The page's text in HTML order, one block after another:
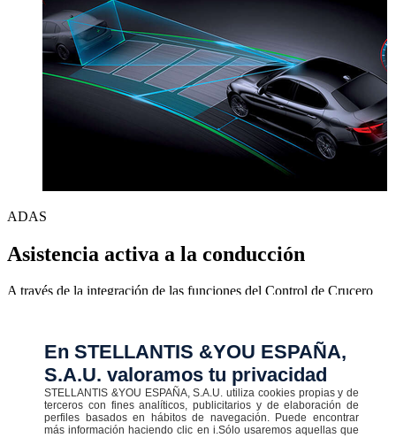
ADAS
Asistencia activa a la conducción
A través de la integración de las funciones del Control de Crucero
delante, a la vez que le ayuda a mantenerse dentro de los límites del
carril, tanto en ciudad como en autopista.
Disponible en stock
En STELLANTIS &YOU ESPAÑA,
S.A.U. valoramos tu privacidad
STELLANTIS &YOU ESPAÑA, S.A.U. utiliza cookies propias y de
terceros con fines analíticos, publicitarios y de elaboración de
perfiles basados en hábitos de navegación. Puede encontrar
más información haciendo clic en i.Sólo usaremos aquellas que